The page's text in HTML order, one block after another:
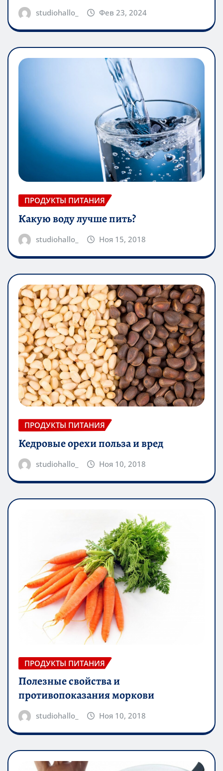
studiohallo_ Фев 23, 2024
ПРОДУКТЫ ПИТАНИЯ
Какую воду лучше пить?
studiohallo_ Ноя 15, 2018
ПРОДУКТЫ ПИТАНИЯ
Кедровые орехи польза и вред
studiohallo_ Ноя 10, 2018
ПРОДУКТЫ ПИТАНИЯ
Полезные свойства и
противопоказания моркови
studiohallo_ Ноя 10, 2018